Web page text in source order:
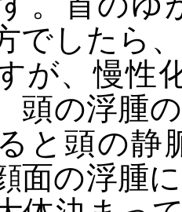
でしたら
が、慢性
頭の浮腫
と頭の静
面の浮腫